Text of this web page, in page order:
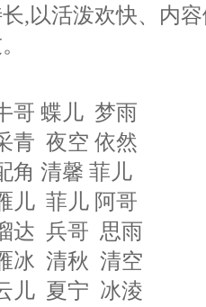
,以活泼欢快、内
哥 蝶儿 梦雨
青 夜空 依然
角 清馨 菲儿
儿 菲儿 阿哥
达 兵哥 思雨
冰 清秋 清空
儿 夏宁 冰淩